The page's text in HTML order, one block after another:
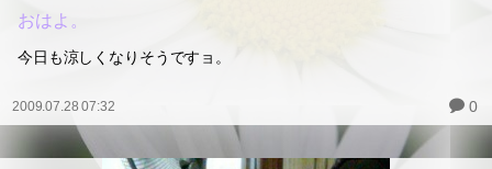
おはよ。
今日も涼しくなりそうですョ。
2009.07.28 07:32 0